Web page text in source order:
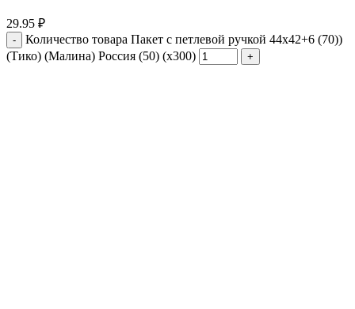
29.95 ₽
Количество товара Пакет с петлевой ручкой 44x42+6 (70))
(Тико) (Малина) Россия (50) (х300)